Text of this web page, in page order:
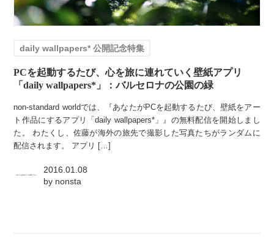
daily wallpapers* 公開記念特集
PCを起動するたび、心を旅に連れていく壁紙アプリ
「daily wallpapers*」：バルセロナの公園の緑
non-standard worldでは、『あなたがPCを起動するたび、壁紙をアー
ト作品にするアプリ「daily wallpapers*」』の無料配信を開始しまし
た。 わたくし、佐藤が海外の旅先で撮影した写真たちがランダムに
配信されます。 アプリ […]
2016.01.08
by nonsta